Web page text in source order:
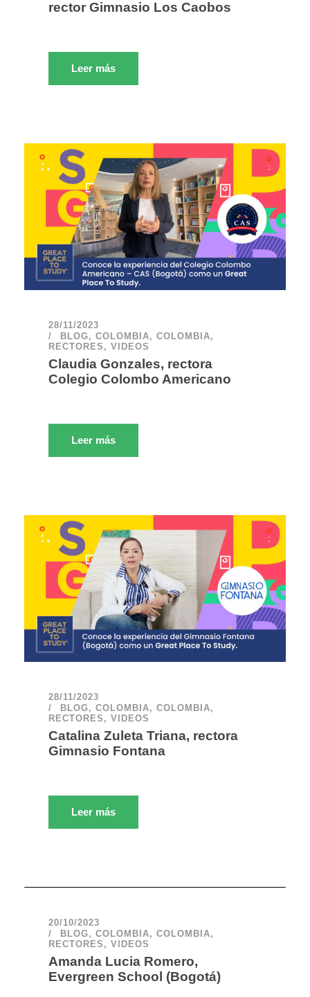
rector Gimnasio Los Caobos
Leer más
28/11/2023
BLOG, COLOMBIA, COLOMBIA,
RECTORES , VIDEOS
Claudia Gonzales, rectora
Colegio Colombo Americano
Leer más
28/11/2023
BLOG, COLOMBIA, COLOMBIA,
RECTORES , VIDEOS
Catalina Zuleta Triana, rectora
Gimnasio Fontana
Leer más
20/10/2023
BLOG, COLOMBIA, COLOMBIA,
RECTORES , VIDEOS
Amanda Lucia Romero,
Evergreen School (Bogotá)